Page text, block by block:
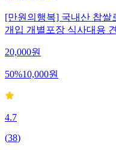
[만원의행복] 국내산 찹쌀
개입 개별포장 식사대용
20,000원
50%10,000원
4.7
(38)